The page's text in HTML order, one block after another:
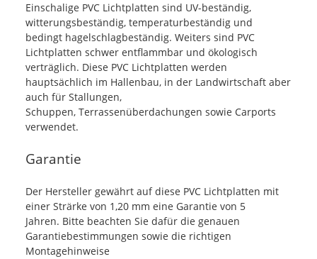
Einschalige PVC Lichtplatten sind UV-beständig,
witterungsbeständig, temperaturbeständig und
bedingt hagelschlagbeständig. Weiters sind PVC
Lichtplatten schwer entflammbar und ökologisch
verträglich. Diese PVC Lichtplatten werden
hauptsächlich im Hallenbau, in der Landwirtschaft aber
auch für Stallungen,
Schuppen, Terrassenüberdachungen sowie Carports
verwendet.
Garantie
Der Hersteller gewährt auf diese PVC Lichtplatten mit
einer Strärke von 1,20 mm eine Garantie von 5
Jahren. Bitte beachten Sie dafür die genauen
Garantiebestimmungen sowie die richtigen
Montagehinweise